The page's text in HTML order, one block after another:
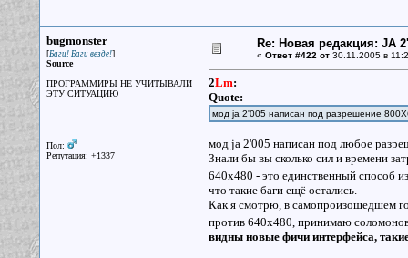
bugmonster
[Баги! Баги везде!]
Source
ПРОГРАММИРЫ НЕ УЧИТЫВАЛИ
ЭТУ СИТУАЦИЮ
Пол:
Репутация: +1337
Re: Новая редакция: JA
« Ответ #422 от30.11.2005 в
2Lm:
Quote:
мод ja 2'005 написан под разрешение
мод ja 2'005 написан под любое
Знали бы вы сколько сил и времени
640х480 - это единственный способ
что такие баги ещё остались.
Как я смотрю, в самопроизошедшем
против 640х480, принимаю
видны новые фичи интерфейса,